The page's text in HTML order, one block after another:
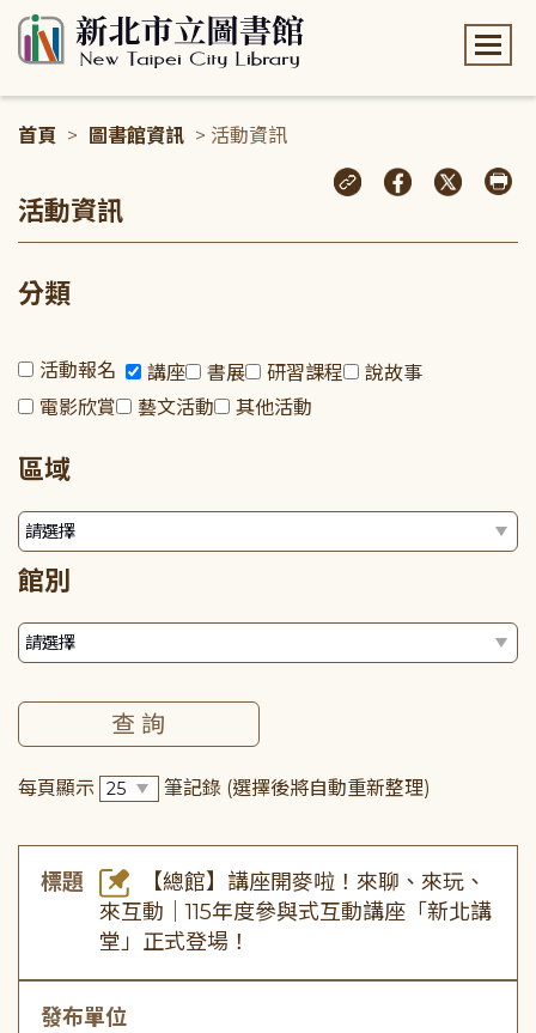
首頁 > 圖書館資訊 > 活動資訊
活動資訊
分類
活動報名 講座 書展 研習課程
說故事
電影欣賞
藝文活動 其他活動
區域
館別
每頁顯示 筆記錄 (選擇後將自動重新整理)
標題
【總館】講座開麥啦！來聊、來玩、
來互動｜115年度參與式互動講座「新北講
堂」正式登場！
發布單位